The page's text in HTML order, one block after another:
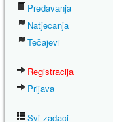
Predavanja
Natjecanja
Tečajevi
Registracija
Prijava
Svi zadaci